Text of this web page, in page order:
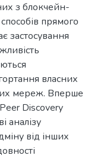
з блокчейн-
прямого
застосування
власних
мереж. Вперше
Discovery
аналізу
від інших